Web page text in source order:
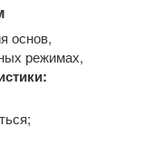
основ,
режимах,